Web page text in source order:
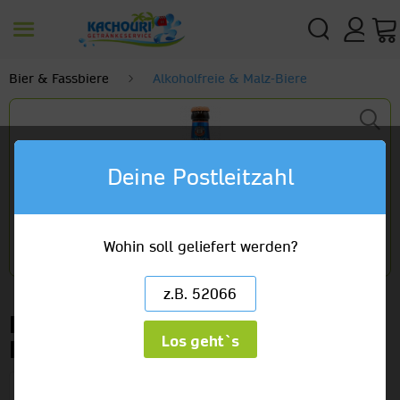
Bier & Fassbiere Alkoholfreie & Malz-Biere
Erdinger Weißbier alkoholfrei
Mix Grape
Deine Postleitzahl
Wohin soll geliefert werden?
Los geht`s